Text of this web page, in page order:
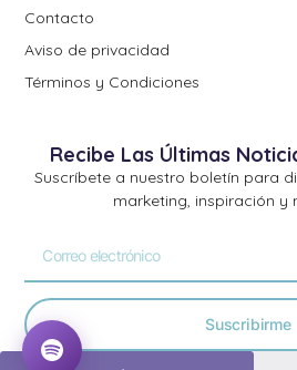
Contacto
Aviso de privacidad
Términos y Condiciones
Recibe Las Últimas
Suscríbete a nuestro boletín para
marketing, inspiración y
Suscribirme